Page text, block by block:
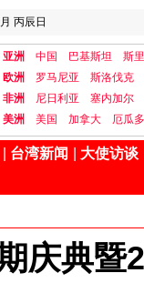
丙辰日
亚洲 中国 巴基斯坦
斯
欧洲
罗马尼亚
斯洛伐克
非洲
尼日利亚
塞内加尔
美洲
美国 加拿大 厄瓜
台湾新闻 大使访谈
庆典